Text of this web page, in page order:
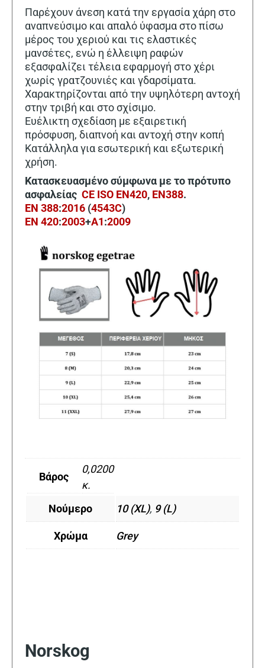
Παρέχουν άνεση κατά την εργασία χάρη στο
αναπνεύσιμο και απαλό ύφασμα στο πίσω
μέρος του χεριού και τις ελαστικές
μανσέτες, ενώ η έλλειψη ραφών
εξασφαλίζει τέλεια εφαρμογή στο χέρι
χωρίς γρατζουνιές και γδαρσίματα.
Χαρακτηρίζονται από την υψηλότερη αντοχή
στην τριβή και στο σχίσιμο.
Ευέλικτη σχεδίαση με εξαιρετική
πρόσφυση, διαπνοή και αντοχή στην κοπή
Κατάλληλα για εσωτερική και εξωτερική
χρήση.
Κατασκευασμένο σύμφωνα με το πρότυπο
ασφαλείας CE ISO EN420, ΕΝ388.
EN 388:2016 (4543C)
EN 420:2003+A1:2009
Βάρος
0,0200
κ.
Νούμερο
10 (XL), 9 (L)
Χρώμα Grey
Norskog